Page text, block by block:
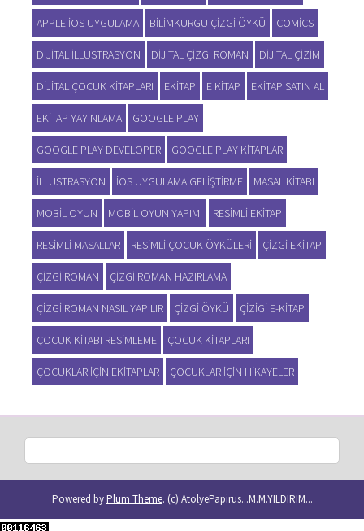
APPLE IOS UYGULAMA BILIMKURGU ÇIZGI ÖYKÜ COMICS
DIJITAL ILLUSTRASYON DIJITAL ÇIZGI ROMAN DIJITAL ÇIZIM
DIJITAL ÇOCUK KITAPLARI EKITAP E KITAP EKITAP SATIN AL
EKITAP YAYINLAMA GOOGLE PLAY
GOOGLE PLAY DEVELOPER GOOGLE PLAY KITAPLAR
ILLUSTRASYON IOS UYGULAMA GELIŞTIRME MASAL KITABI
MOBIL OYUN MOBIL OYUN YAPIMI RESIMLI EKITAP
RESIMLI MASALLAR RESIMLI ÇOCUK ÖYKÜLERI ÇIZGI EKITAP
ÇIZGI ROMAN ÇIZGI ROMAN HAZIRLAMA
ÇIZGI ROMAN NASIL YAPILIR ÇIZGI ÖYKÜ ÇIZIGI E-KITAP
ÇOCUK KITABI RESIMLEME ÇOCUK KITAPLARI
ÇOCUKLAR IÇIN EKITAPLAR ÇOCUKLAR IÇIN HIKAYELER
Powered byPlum Theme. (c) AtolyePapirus...M.M.YILDIRIM...